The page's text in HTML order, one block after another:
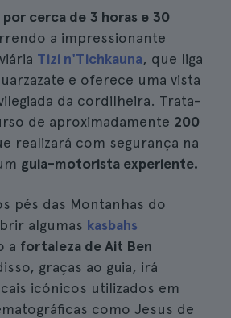
cerca de 3 horas e 30
a impressionante
Tizi n'Tichkauna, que liga
e oferece uma vista
da cordilheira. Trata-
de aproximadamente 200
realizará com segurança na
guia-motorista experiente.
pés das Montanhas do
algumas kasbahs
a fortaleza de Ait Ben
graças ao guia, irá
icónicos utilizados em
como Jesus de